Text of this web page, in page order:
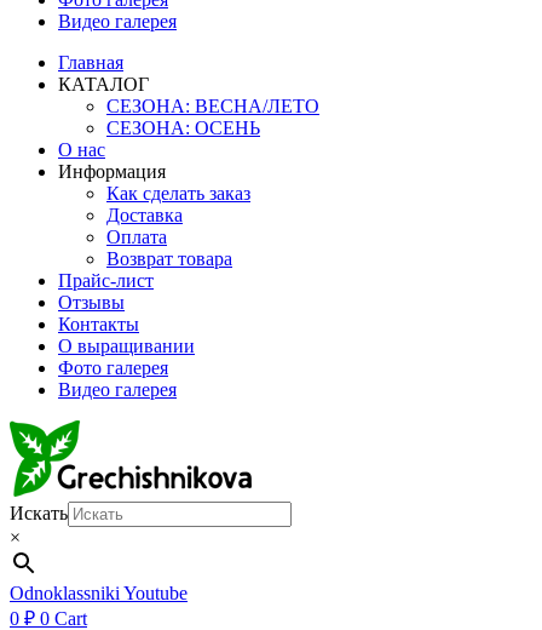
Видео галерея
Главная
КАТАЛОГ
СЕЗОНА: ВЕСНА/ЛЕТО
СЕЗОНА: ОСЕНЬ
О нас
Информация
Как сделать заказ
Доставка
Оплата
Возврат товара
Прайс-лист
Отзывы
Контакты
О выращивании
Фото галерея
Видео галерея
Искать
×
Odnoklassniki Youtube
0 ₽ 0 Cart